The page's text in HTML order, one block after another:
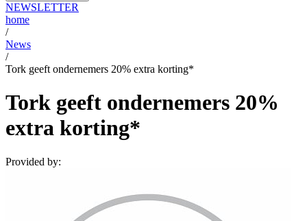
NEWSLETTER
home
/
News
/
Tork geeft ondernemers 20% extra korting*
Tork geeft ondernemers 20%
extra korting*
Provided by: